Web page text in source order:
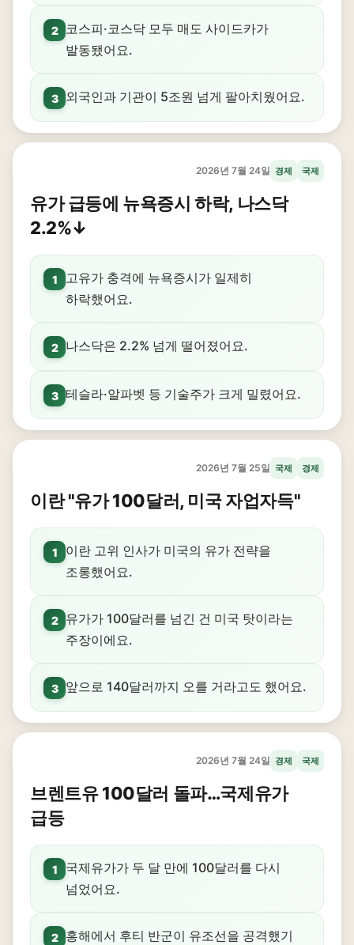
2
코스피·코스닥 모두 매도 사이드카가
발동됐어요.
3 외국인과 기관이 5조원 넘게 팔아치웠어요.
2026년 7월 24일 경제 국제
유가 급등에 뉴욕증시 하락, 나스닥
2.2%↓
1
고유가 충격에 뉴욕증시가 일제히
하락했어요.
2 나스닥은 2.2% 넘게 떨어졌어요.
3 테슬라·알파벳 등 기술주가 크게 밀렸어요.
2026년 7월 25일 국제 경제
이란 "유가 100달러, 미국 자업자득"
1
이란 고위 인사가 미국의 유가 전략을
조롱했어요.
2
유가가 100달러를 넘긴 건 미국 탓이라는
주장이에요.
3 앞으로 140달러까지 오를 거라고도 했어요.
2026년 7월 24일 경제 국제
브렌트유 100달러 돌파…국제유가
급등
1
국제유가가 두 달 만에 100달러를 다시
넘었어요.
2
홍해에서 후티 반군이 유조선을 공격했기